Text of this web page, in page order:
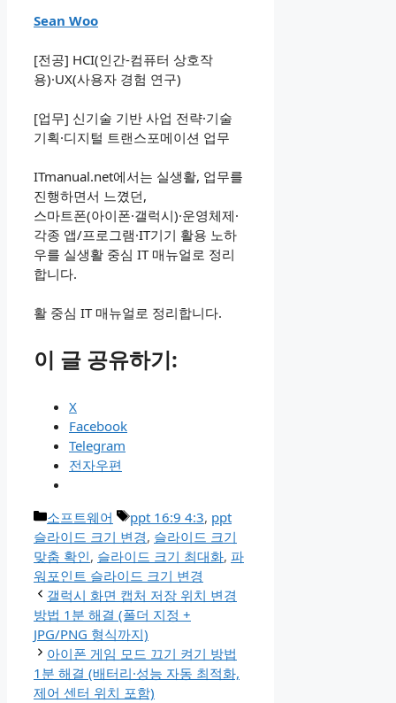
Sean Woo
[전공] HCI(인간-컴퓨터 상호작
용)·UX(사용자 경험 연구)
[업무] 신기술 기반 사업 전략·기술
기획·디지털 트랜스포메이션 업무
ITmanual.net에서는 실생활, 업무를
진행하면서 느꼈던,
스마트폰(아이폰·갤럭시)·운영체제·
각종 앱/프로그램·IT기기 활용 노하
우를 실생활 중심 IT 매뉴얼로 정리
합니다.
활 중심 IT 매뉴얼로 정리합니다.
이 글 공유하기:
X
Facebook
Telegram
전자우편
카
테
고
리
소프트웨어
태
그
ppt 16:9 4:3, ppt
슬라이드 크기 변경, 슬라이드 크기
맞춤 확인, 슬라이드 크기 최대화, 파
워포인트 슬라이드 크기 변경
갤럭시 화면 캡처 저장 위치 변경
방법 1분 해결 (폴더 지정 +
JPG/PNG 형식까지)
아이폰 게임 모드 끄기 켜기 방법
1분 해결 (배터리·성능 자동 최적화,
제어 센터 위치 포함)